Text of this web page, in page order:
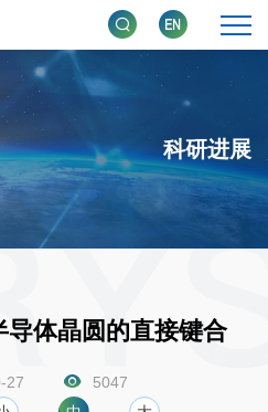
科研进展
体晶圆的直接键合
27
5047